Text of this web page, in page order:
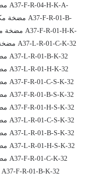
يوكين: مضخة مكبسية متغيرة من سلسلة A37-F-R-01-B-K-32